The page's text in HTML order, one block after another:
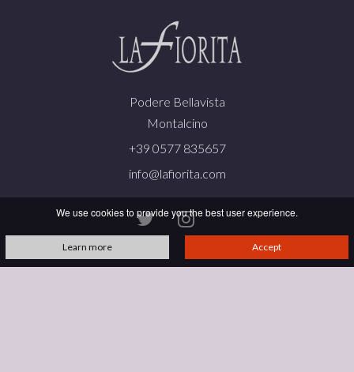
Podere Bellavista
Montalcino
+39 0577 835657
info@lafiorita.com
We use cookies to provide you the best user experience.
Learn more Accept